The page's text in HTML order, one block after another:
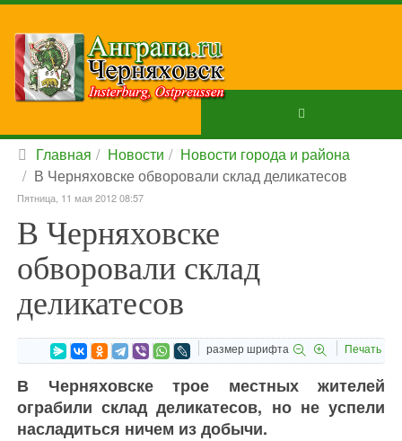
Главная Новости
Новости города и района
В Черняховске обворовали склад деликатесов
Пятница, 11 мая 2012 08:57
В Черняховске
обворовали склад
деликатесов
размер шрифта Печать
В Черняховске трое местных жителей
ограбили склад деликатесов, но не успели
насладиться ничем из добычи.